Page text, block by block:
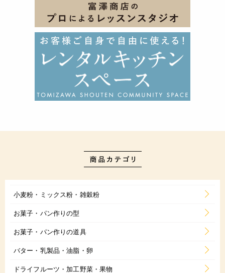
小麦粉・ミックス粉・雑穀粉
お菓子・パン作りの型
お菓子・パン作りの道具
バター・乳製品・油脂・卵
ドライフルーツ・加工野菜・果物